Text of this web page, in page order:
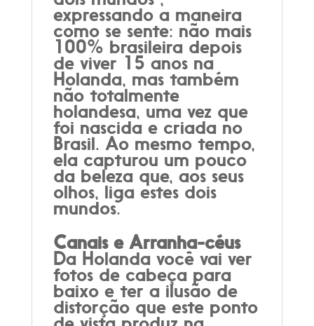
expressando a maneira
como se sente: não mais
100% brasileira depois
de viver 15 anos na
Holanda, mas também
não totalmente
holandesa, uma vez que
foi nascida e criada no
Brasil. Ao mesmo tempo,
ela capturou um pouco
da beleza que, aos seus
olhos, liga estes dois
mundos.
Canais e Arranha-céus
Da Holanda você vai ver
fotos de cabeça para
baixo e ter a ilusão de
distorção que este ponto